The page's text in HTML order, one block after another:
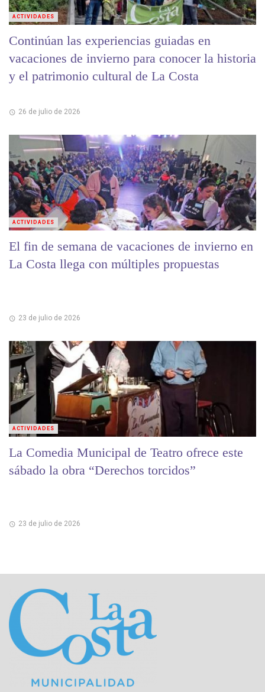
Continúan las experiencias guiadas en
vacaciones de invierno para conocer la historia
y el patrimonio cultural de La Costa
26 de julio de 2026
ACTIVIDADES
El fin de semana de vacaciones de invierno en
La Costa llega con múltiples propuestas
23 de julio de 2026
ACTIVIDADES
La Comedia Municipal de Teatro ofrece este
sábado la obra “Derechos torcidos”
23 de julio de 2026
ACTIVIDADES